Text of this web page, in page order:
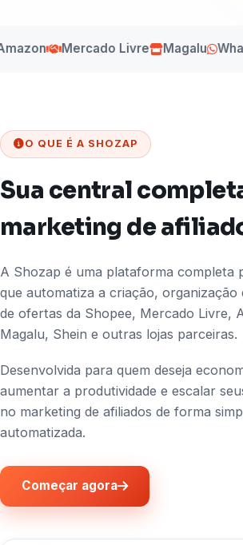
Mercado Livre Magalu
O QUE É A SHOZAP
Sua central
marketing de
A Shozap é uma plataforma completa
que automatiza a criação, organização
de ofertas da Shopee, Mercado Livre,
Magalu, Shein e outras lojas parceiras.
Desenvolvida para quem deseja
aumentar a produtividade e escalar
no marketing de afiliados de forma
automatizada.
Começar agora